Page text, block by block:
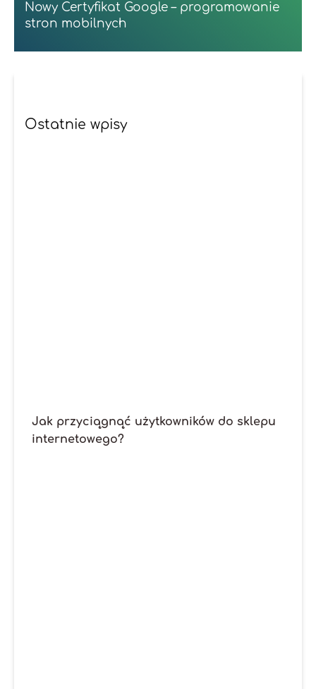
Nowy Certyfikat Google – programowanie
stron mobilnych
Ostatnie wpisy
Jak przyciągnąć użytkowników do sklepu
internetowego?